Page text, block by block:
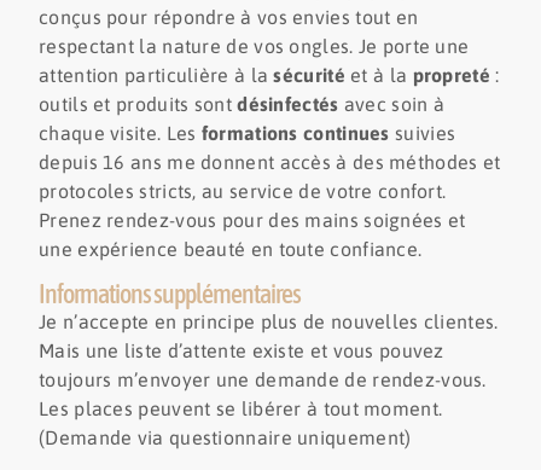
conçus pour répondre à vos envies tout en
respectant la nature de vos ongles. Je porte une
attention particulière à lasécurité et à la propreté :
outils et produits sontdésinfectés avec soin à
chaque visite. Les formations continues suivies
depuis 16 ans me donnent accès à des méthodes et
protocoles stricts, au service de votre confort.
Prenez rendez-vous pour des mains soignées et
une expérience beauté en toute confiance.
Informations supplémentaires
Je n’accepte en principe plus de nouvelles clientes.
Mais une liste d’attente existe et vous pouvez
toujours m’envoyer une demande de rendez-vous.
Les places peuvent se libérer à tout moment.
(Demande via questionnaire uniquement)